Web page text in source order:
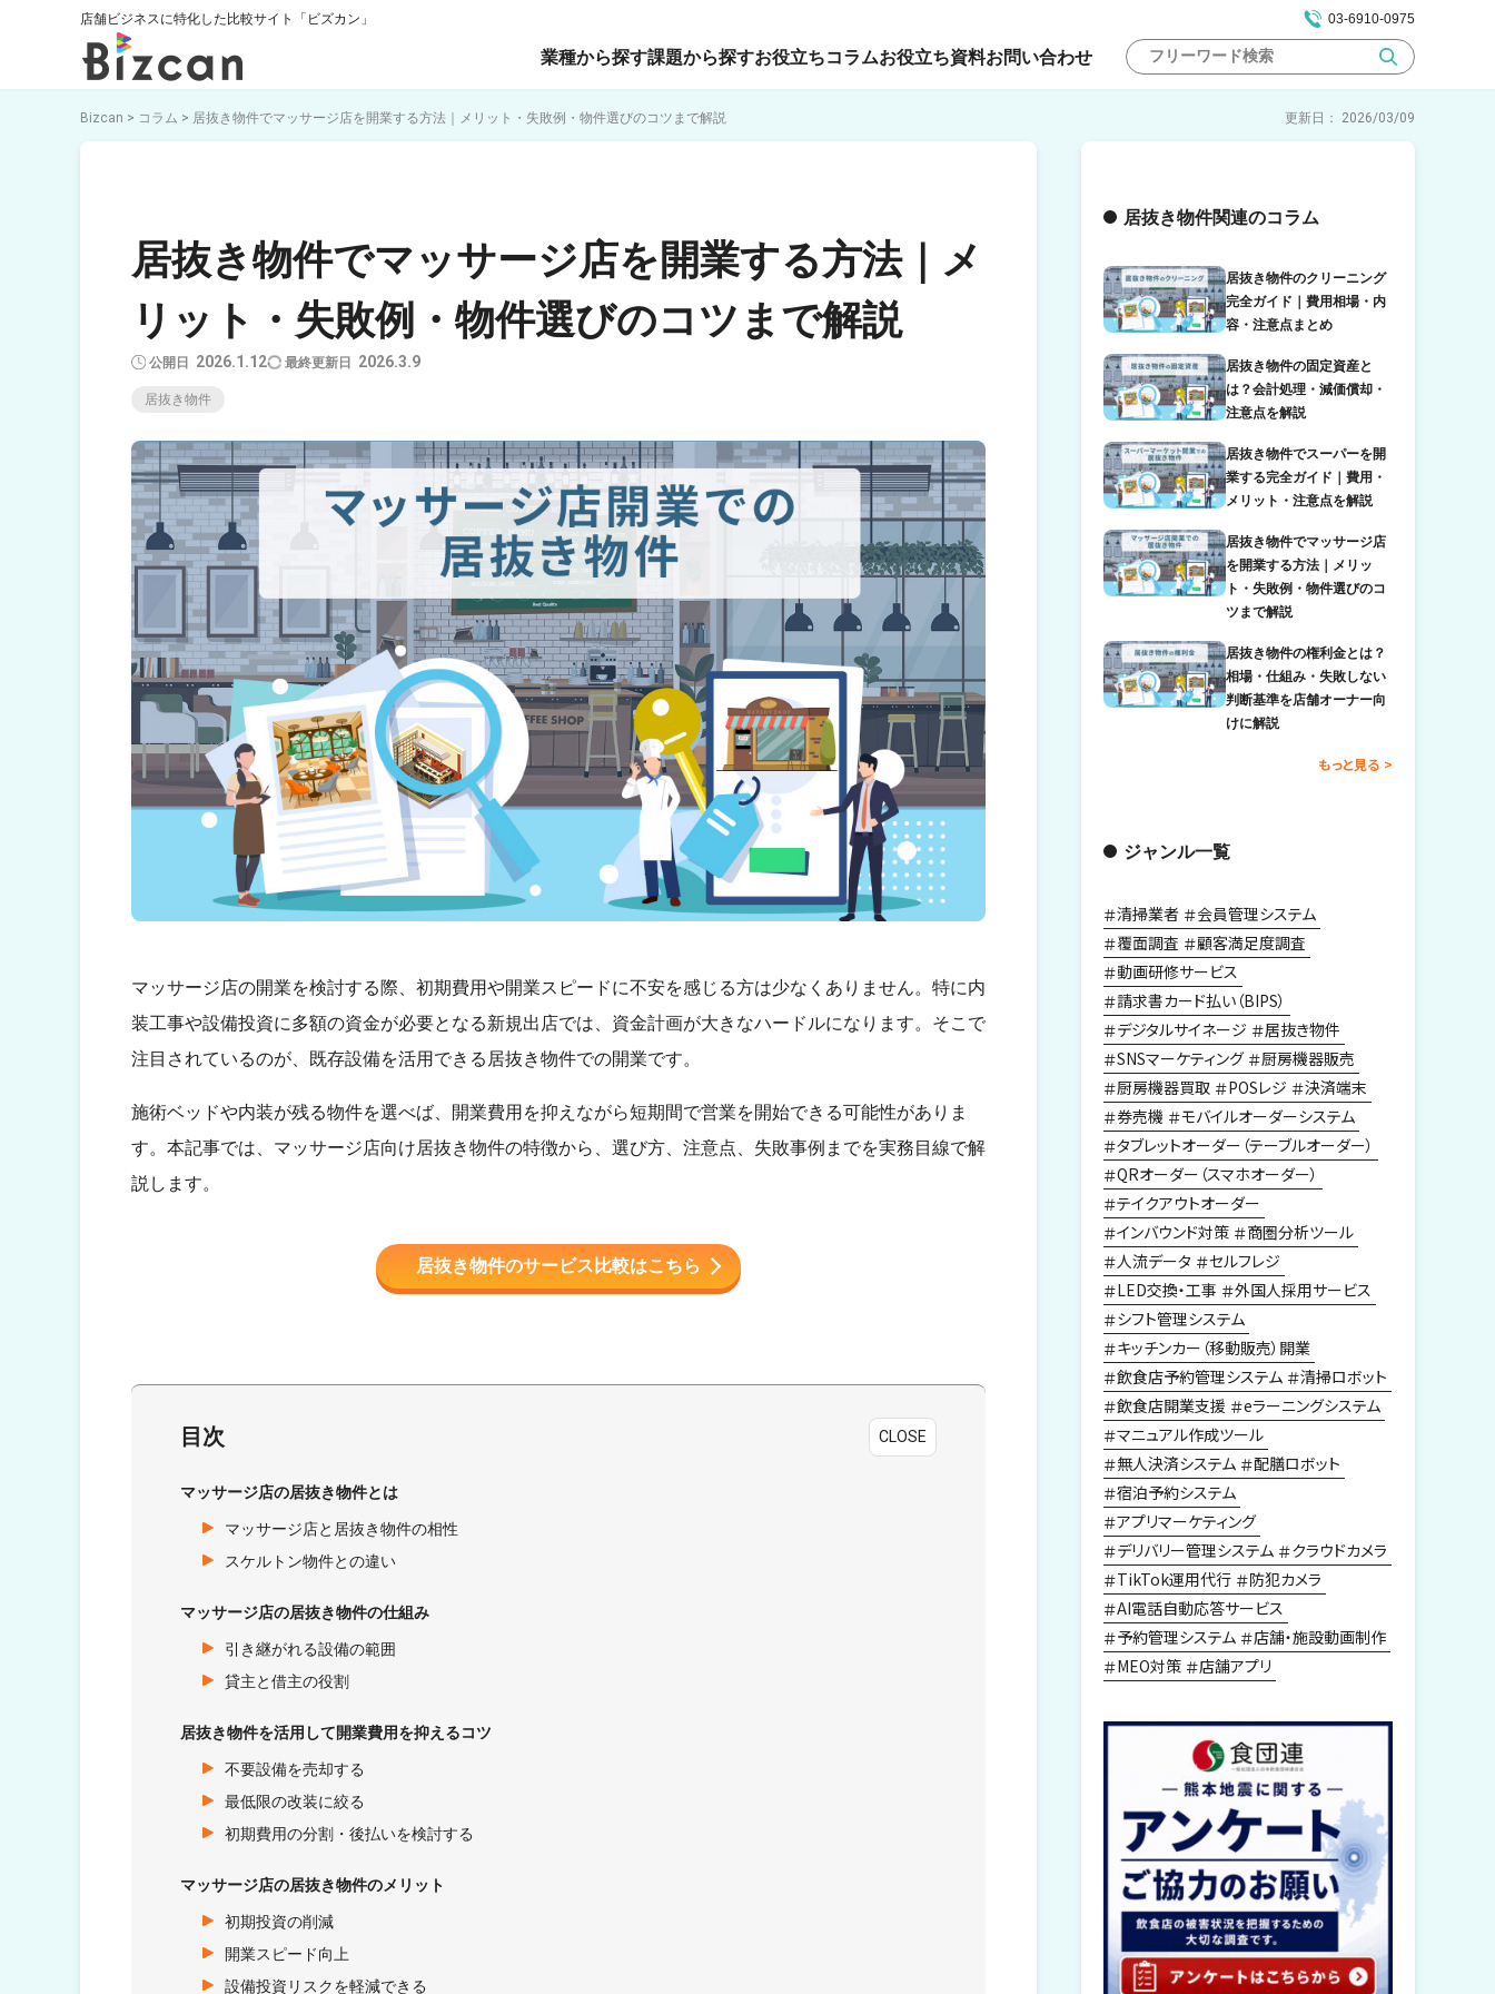
店舗ビジネスに特化した比較サイト「ビズカン」 03-6910-0975
業種から探す課題から探すお役立ちコラムお役立ち資料お問い合わせ
Bizcan > コラム > 居抜き物件でマッサージ店を開業する方法｜メリット・失敗例・物件選びのコツまで解説 2026/03/09
居抜き物件でマッサージ店を開業する方法｜メ
リット・失敗例・物件選びのコツまで解説
2026.1.12 2026.3.9
居抜き物件
マッサージ店の開業を検討する際、初期費用や開業スピードに不安を感じる方は少なくありません。特に内
装工事や設備投資に多額の資金が必要となる新規出店では、資金計画が大きなハードルになります。そこで
注目されているのが、既存設備を活用できる居抜き物件での開業です。
施術ベッドや内装が残る物件を選べば、開業費用を抑えながら短期間で営業を開始できる可能性がありま
す。本記事では、マッサージ店向け居抜き物件の特徴から、選び方、注意点、失敗事例までを実務目線で解
説します。
居抜き物件のサービス比較はこちら
目次 CLOSE
マッサージ店の居抜き物件とは
マッサージ店と居抜き物件の相性
スケルトン物件との違い
マッサージ店の居抜き物件の仕組み
引き継がれる設備の範囲
貸主と借主の役割
居抜き物件を活用して開業費用を抑えるコツ
不要設備を売却する
最低限の改装に絞る
初期費用の分割・後払いを検討する
マッサージ店の居抜き物件のメリット
初期投資の削減
開業スピード向上
設備投資リスクを軽減できる
居抜き物件関連のコラム
居抜き物件のクリーニング
完全ガイド｜費用相場・内
容・注意点まとめ
居抜き物件の固定資産と
は？会計処理・減価償却・
注意点を解説
居抜き物件でスーパーを開
業する完全ガイド｜費用・
メリット・注意点を解説
居抜き物件でマッサージ店
を開業する方法｜メリッ
ト・失敗例・物件選びのコ
ツまで解説
居抜き物件の権利金とは？
相場・仕組み・失敗しない
判断基準を店舗オーナー向
けに解説
もっと見る
ジャンル一覧
清掃業者
会員管理システム
覆面調査
顧客満足度調査
動画研修サービス
請求書カード払い（BIPS）
デジタルサイネージ
居抜き物件
SNSマーケティング
厨房機器販売
厨房機器買取
POSレジ
決済端末
券売機
モバイルオーダーシステム
タブレットオーダー（テーブルオーダー）
QRオーダー（スマホオーダー）
テイクアウトオーダー
インバウンド対策
商圏分析ツール
人流データ
セルフレジ
LED交換・工事
外国人採用サービス
シフト管理システム
キッチンカー（移動販売）開業
飲食店予約管理システム
清掃ロボット
飲食店開業支援
eラーニングシステム
マニュアル作成ツール
無人決済システム
配膳ロボット
宿泊予約システム
アプリマーケティング
デリバリー管理システム
クラウドカメラ
TikTok運用代行
防犯カメラ
AI電話自動応答サービス
予約管理システム
店舗・施設動画制作
MEO対策
店舗アプリ